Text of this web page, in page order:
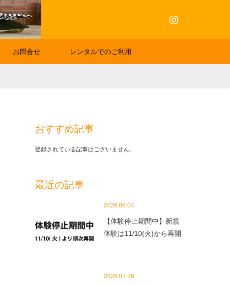
お問合せ レンタルでのご利用
おすすめ記事
登録されている記事はございません。
最近の記事
2026.08.04
【体験停止期間中】新規
体験は11/10(火)から再開
2026.07.28